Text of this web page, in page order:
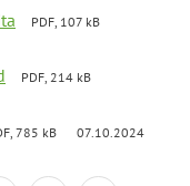
PDF, 107 kB
PDF, 214 kB
785 kB 07.10.2024